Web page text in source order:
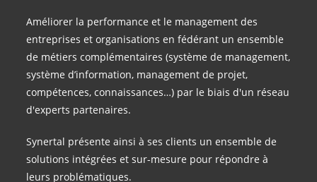
Améliorer la performance et le management des
entreprises et organisations en fédérant un ensemble
de métiers complémentaires (système de management,
système d’information, management de projet,
compétences, connaissances…) par le biais d'un réseau
d'experts partenaires.
Synertal présente ainsi à ses clients un ensemble de
solutions intégrées et sur-mesure pour répondre à
leurs problématiques.